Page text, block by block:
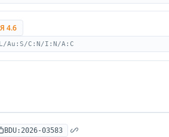
4.6
Au:S/C:N/I:N/A:C
BDU:2026-03583